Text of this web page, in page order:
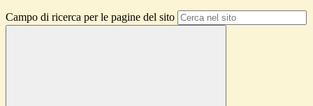
Campo di ricerca per le pagine del sito